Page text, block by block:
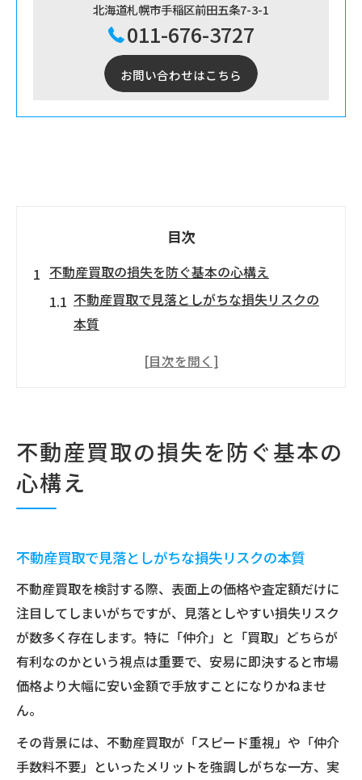
北海道札幌市手稲区前田五条7-3-1
011-676-3727
お問い合わせはこちら
目次
不動産買取の損失を防ぐ基本の心構え
不動産買取で見落としがちな損失リスクの
本質
不動産買取で損しないための心構えの作り
不動産買取で注意すべき業界の暗黙ルール
とは
取引で失敗しないための三大タブー理解法
不動産買取で避けるべき三大タブーの正体
業界が警戒する不動産買取のNG行動を知る
不動産買取で「あんこ」「シコる」を理解
する意義
不動産買取と仲介手数料の落とし穴に要注
不動産買取トラブルを防ぐ三大タブー実践
対策
不動産買取の損失を防ぐ基本の
心構え
不動産買取で見落としがちな損失リスクの本質
不動産買取を検討する際、表面上の価格や査定額だけに
注目してしまいがちですが、見落としやすい損失リスク
が数多く存在します。特に「仲介」と「買取」どちらが
有利なのかという視点は重要で、安易に即決すると市場
価格より大幅に安い金額で手放すことになりかねませ
ん。
その背景には、不動産買取が「スピード重視」や「仲介
手数料不要」といったメリットを強調しがちな一方、実